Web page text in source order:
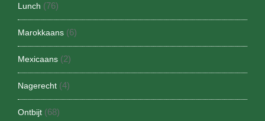
Lunch (76)
Marokkaans (6)
Mexicaans (2)
Nagerecht (4)
Ontbijt (68)